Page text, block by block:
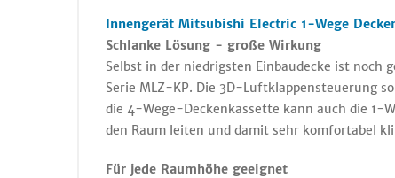
Innengerät Mitsubishi Electric 1-Wege
Schlanke Lösung - große Wirkung
Selbst in der niedrigsten Einbaudecke ist noch
Serie MLZ-KP. Die 3D-Luftklappensteuerung
die 4-Wege-Deckenkassette kann auch die 1-
den Raum leiten und damit sehr komfortabel
Für jede Raumhöhe geeignet